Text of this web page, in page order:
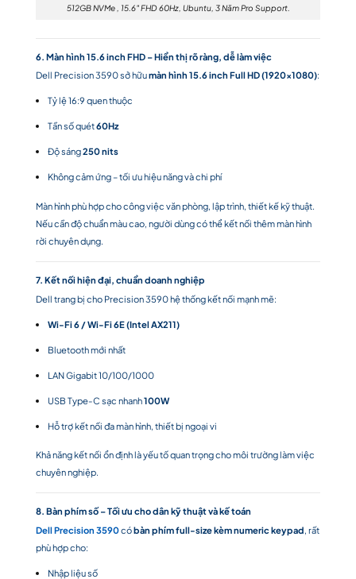
512GB NVMe , 15.6″ FHD 60Hz, Ubuntu, 3 Năm Pro Support.
6. Màn hình 15.6 inch FHD – Hiển thị rõ ràng, dễ làm việc
Dell Precision 3590 sở hữumàn hình 15.6 inch Full HD (1920×1080):
Tỷ lệ 16:9 quen thuộc
Tần số quét60Hz
Độ sáng250 nits
Không cảm ứng – tối ưu hiệu năng và chi phí
Màn hình phù hợp cho công việc văn phòng, lập trình, thiết kế kỹ thuật.
Nếu cần độ chuẩn màu cao, người dùng có thể kết nối thêm màn hình
rời chuyên dụng.
7. Kết nối hiện đại, chuẩn doanh nghiệp
Dell trang bị cho Precision 3590 hệ thống kết nối mạnh mẽ:
Wi-Fi 6 / Wi-Fi 6E (Intel AX211)
Bluetooth mới nhất
LAN Gigabit 10/100/1000
USB Type-C sạc nhanh100W
Hỗ trợ kết nối đa màn hình, thiết bị ngoại vi
Khả năng kết nối ổn định là yếu tố quan trọng cho môi trường làm việc
chuyên nghiệp.
8. Bàn phím số – Tối ưu cho dân kỹ thuật và kế toán
Dell Precision 3590cóbàn phím full-size kèm numeric keypad , rất
phù hợp cho:
Nhập liệu số